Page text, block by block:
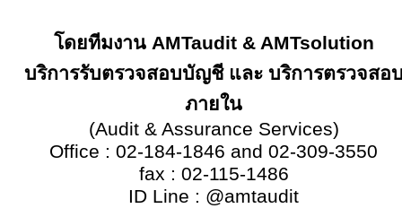
โดยทีมงาน AMTaudit & AMTsolution
บริการรับตรวจสอบบัญชี และ บริการตรวจสอ
ภายใน
(Audit & Assurance Services)
Office : 02-184-1846 and 02-309-3550
fax : 02-115-1486
ID Line : @amtaudit